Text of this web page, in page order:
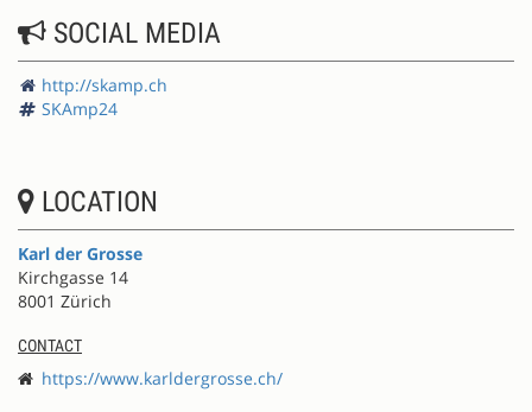
SOCIAL MEDIA
http://skamp.ch
SKAmp24
LOCATION
Karl der Grosse
Kirchgasse 14
8001 Zürich
CONTACT
https://www.karldergrosse.ch/